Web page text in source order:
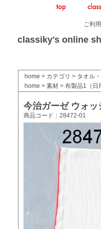
ご利
classiky's online
home > カテゴリ > タオル
home > 素材 > 布製品1（日
今治ガーゼ ウォッ
商品コード：28472-01